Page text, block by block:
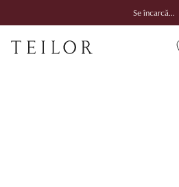
Se încarcă...